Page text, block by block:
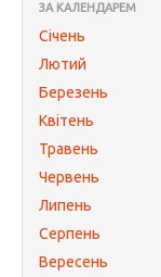
ЗА КАЛЕНДАРЕМ
Січень
Лютий
Березень
Квітень
Травень
Червень
Липень
Серпень
Вересень